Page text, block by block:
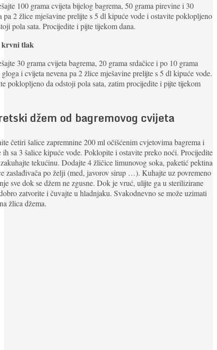
100 grama cvijeta bijelog bagrema, 50 grama pirevine i 30
pa 2 žlice mješavine prelijte s 5 dl kipuće vode i ostavite poklopljeno
pola sata. Procijedite i pijte tijekom dana.
krvni tlak
30 grama cvijeta bagrema, 20 grama srdačice i po 10 grama
i cvijeta nevena pa 2 žlice mješavine prelijte s 5 dl kipuće vode.
poklopljeno da odstoji pola sata, zatim procijedite i pijte tijekom
džem od bagremovog cvijeta
četiri šalice zapremnine 200 ml očišćenim cvjetovima bagrema i
ih sa 3 šalice kipuće vode. Poklopite i ostavite preko noći. Procijedite
tekućinu. Dodajte 4 žličice limunovog soka, paketić pektina
zaslađivača po želji (med, javorov sirup …). Kuhajte uz povremeno
sve dok se džem ne zgusne. Dok je vruć, ulijte ga u sterilizirane
zatvorite i čuvajte u hladnjaku. Svakodnevno se može uzimati
žlica džema.